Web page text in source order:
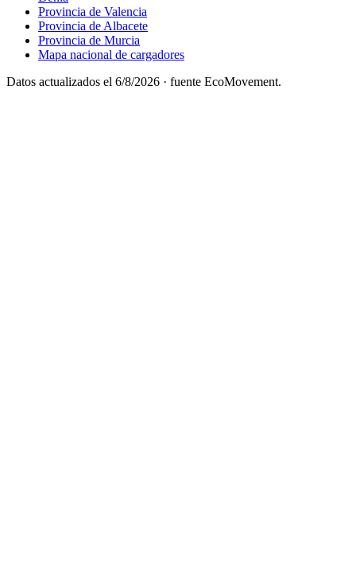
Provincia de Valencia
Provincia de Albacete
Provincia de Murcia
Mapa nacional de cargadores
Datos actualizados el 6/8/2026 · fuente EcoMovement.